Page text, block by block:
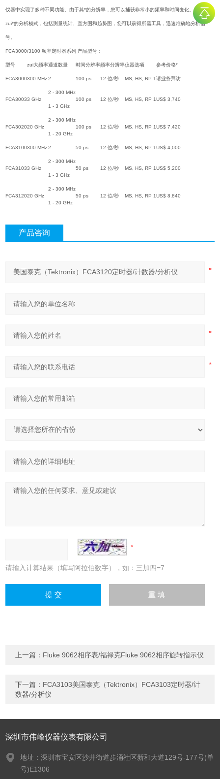
仪器中实现了多种不同功能。由于其*的分辨率，您可以捕获非常小的频率和时间变化。由于业内
zui*的分析模式，包括测量统计、直方图和趋势图，您可以获得所需工具，迅速准确地分析信
号。
FCA3000/3100 频率定时器系列 产品型号：
型号 zui大频率通道数量 时间分辨率频率分辨率仪器选项 参考价格*
FCA3000300 MHz 2 100 ps 12 位/秒 MS, HS, RP 1请业务拜访
FCA30033 GHz
2 - 300 MHz
1 - 3 GHz
100 ps 12 位/秒 MS, HS, RP 1US$ 3,740
FCA302020 GHz
2 - 300 MHz
1 - 20 GHz
100 ps 12 位/秒 MS, HS, RP 1US$ 7,420
FCA3100300 MHz 2 50 ps 12 位/秒 MS, HS, RP 1US$ 4,000
FCA31033 GHz
2 - 300 MHz
1 - 3 GHz
50 ps 12 位/秒 MS, HS, RP 1US$ 5,200
FCA312020 GHz
2 - 300 MHz
1 - 20 GHz
50 ps 12 位/秒 MS, HS, RP 1US$ 8,840
产品咨询
请输入计算结果（填写阿拉伯数字），如：三加四=7
上一篇： Fluke 9062相序表/福禄克Fluke 9062相序旋转指示仪
下一篇： FCA3103美国泰克（Tektronix）FCA3103定时器/计
数器/分析仪
深圳市伟峰仪器仪表有限公司
地址：深圳市宝安区沙井街道步涌社区新和大道129号-177号(单
号)E1306